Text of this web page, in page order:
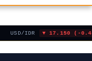
USD/IDR 17.150 (-0.45%)